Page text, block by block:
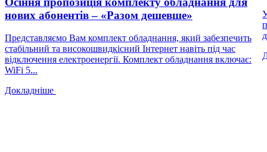
нових абонентів – «Разом дешевше»
Представляємо Вам комплект обладнання, який забезпечить
стабільний та високошвидкісний Інтернет навіть під час
відключення електроенергії. Комплект обладнання включає:
WiFi 5...
Докладніше